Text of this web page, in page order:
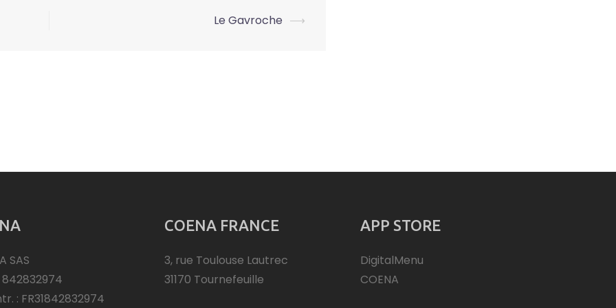
Le Gavroche ⟶
SAS
842832974
: FR31842832974
COENA FRANCE
3, rue Toulouse Lautrec
31170 Tournefeuille
APP STORE
DigitalMenu
COENA